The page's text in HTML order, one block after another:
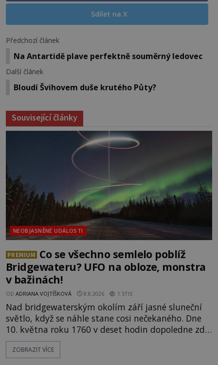
Sdílet na X
Předchozí článek
Na Antartidě plave perfektně souměrný ledovec
Další článek
Bloudí Švihovem duše krutého Půty?
Související články
NEOBJASNĚNÉ UDÁLOSTI
PREMIUM
Co se všechno semlelo poblíž
Bridgewateru? UFO na obloze, monstra
v bažinách!
OD ADRIANA VOJTÍŠKOVÁ 8.8.2026 1.5TIS
Nad bridgewaterským okolím září jasné sluneční
světlo, když se náhle stane cosi nečekaného. Dne
10. května roku 1760 v deset hodin dopoledne zde
dojde k vůbec prvnímu historicky doloženému
přeletu UFO. Podle záznamů vyzařuje takové
ZOBRAZIT VÍCE